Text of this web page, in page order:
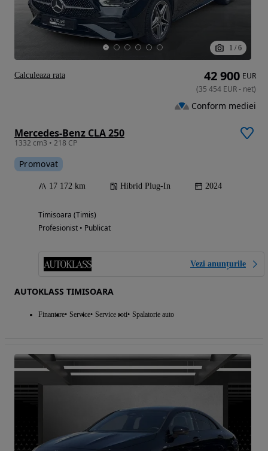
1 / 6
Mercedes-Benz CLA 250
1332 cm3 • 218 CP
Promovat
17 172 km Hibrid Plug-In 2024
Timisoara (Timis)
Profesionist • Publicat
Vezi anunțurile
AUTOKLASS TIMISOARA
Finantare Service Service roti Spalatorie auto
42 900 EUR
(35 454 EUR- net)
Conform mediei
Calculeaza rata